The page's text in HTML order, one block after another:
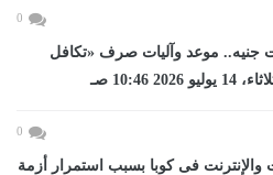
0
تفوق 4 مليارات جنيه.. موعد وآليات صرف «تكافل
10:46 صـ
0
والإنترنت فى كوبا بسبب استمرار أزمة